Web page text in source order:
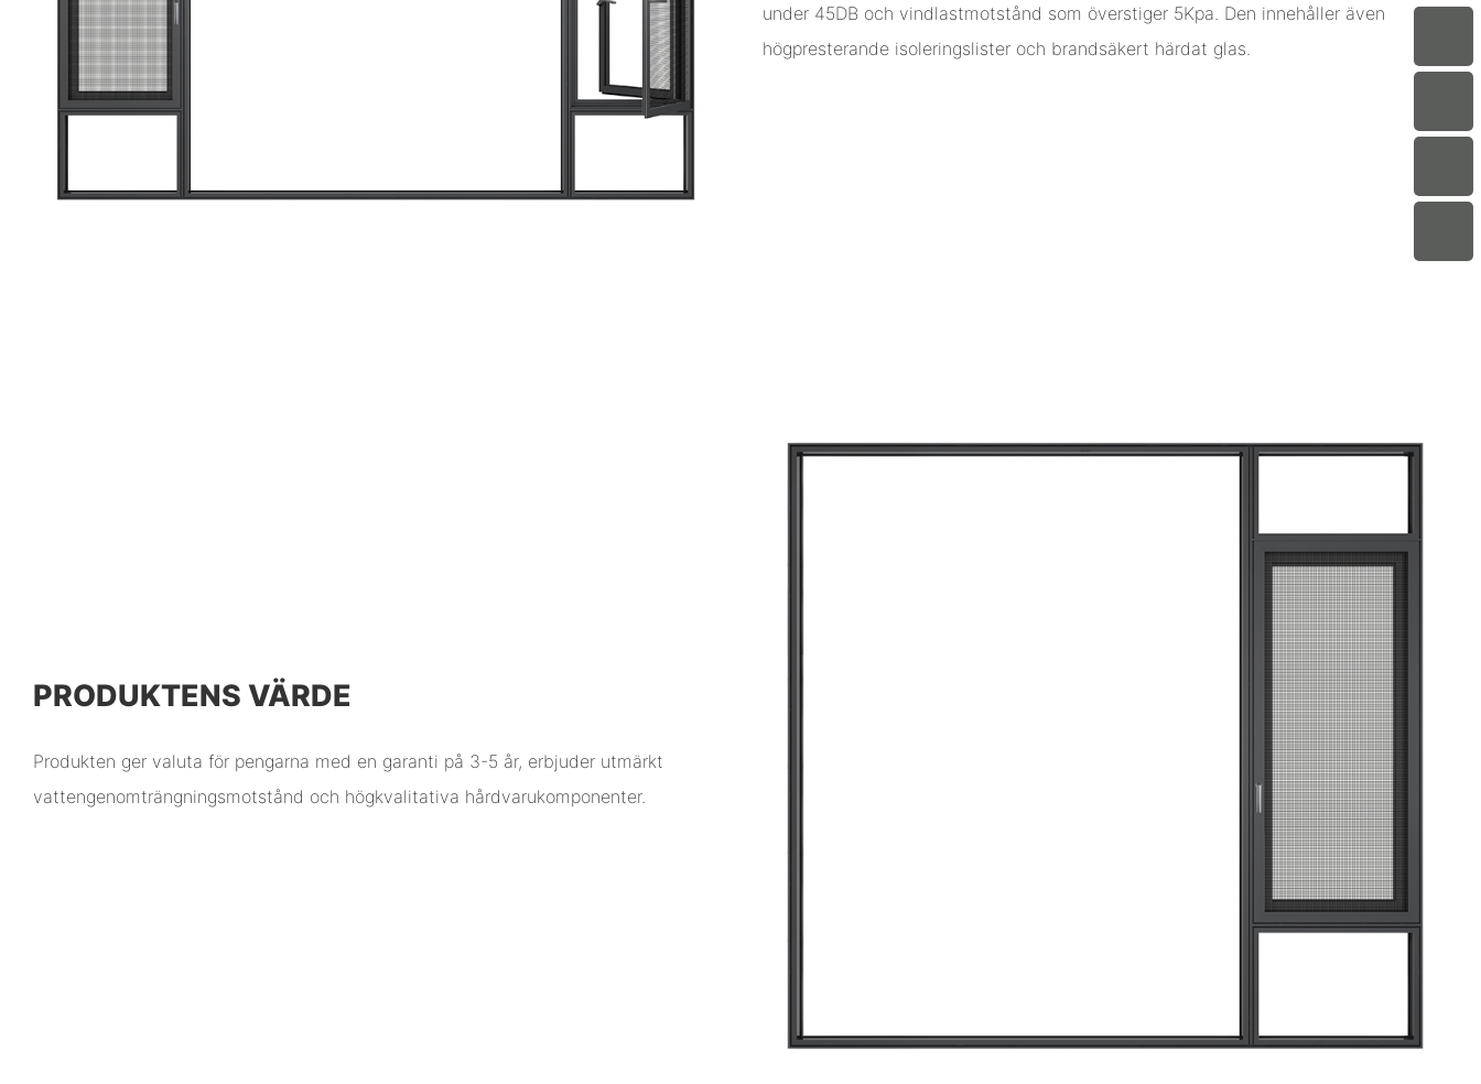
under 45DB och vindlastmotstånd som överstiger 5Kpa. Den innehåller även
högpresterande isoleringslister och brandsäkert härdat glas.
PRODUKTENS VÄRDE
Produkten ger valuta för pengarna med en garanti på 3-5 år, erbjuder utmärkt
vattengenomträngningsmotstånd och högkvalitativa hårdvarukomponenter.